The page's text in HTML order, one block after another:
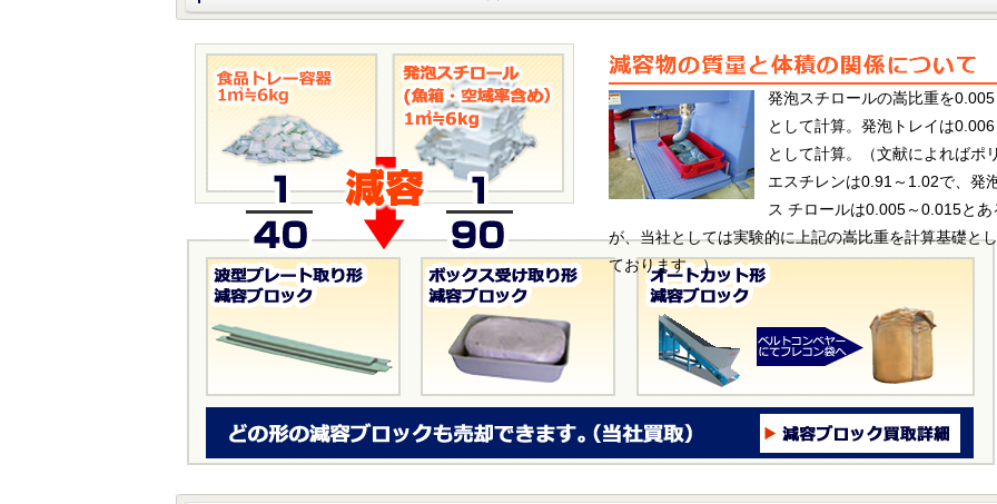
発泡スチロールの嵩比重を0.005
として計算。発泡トレイは0.006
として計算。（文献によればポリ
エスチレンは0.91～1.02で、発
ス チロールは0.005～0.015とあ
が、当社としては実験的に上記の嵩比重を計算基礎とし
ております。）